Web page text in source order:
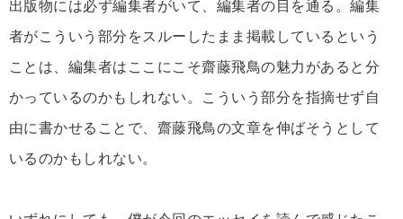
出版物には必ず編集者がいて、編集者の目を通る。編集
者がこういう部分をスルーしたまま掲載しているという
ことは、編集者はここにこそ齋藤飛鳥の魅力があると分
かっているのかもしれない。こういう部分を指摘せず自
由に書かせることで、齋藤飛鳥の文章を伸ばそうとして
いるのかもしれない。